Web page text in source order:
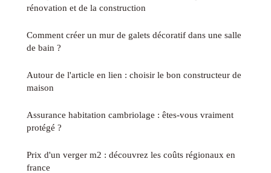
rénovation et de la construction
Comment créer un mur de galets décoratif dans une salle
de bain ?
Autour de l'article en lien : choisir le bon constructeur de
maison
Assurance habitation cambriolage : êtes-vous vraiment
protégé ?
Prix d'un verger m2 : découvrez les coûts régionaux en
france